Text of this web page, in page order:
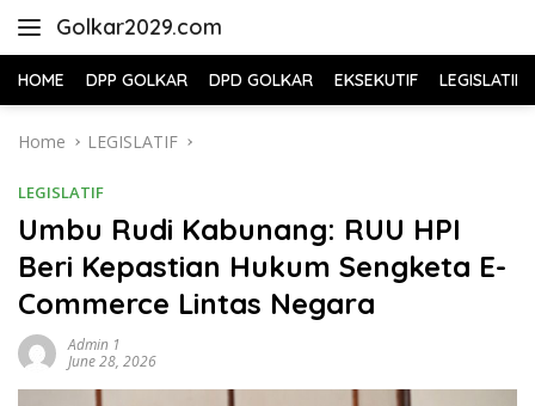
Golkar2029.com
HOME DPP GOLKAR DPD GOLKAR EKSEKUTIF LEGISLATIF
Home LEGISLATIF
LEGISLATIF
Umbu Rudi Kabunang: RUU HPI
Beri Kepastian Hukum Sengketa E-
Commerce Lintas Negara
Admin 1
June 28, 2026